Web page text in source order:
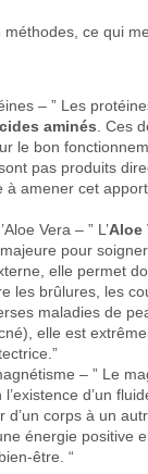
méthodes, ce qui
– ” Les
aminés . Ces
le bon
pas produits
à amener cet
Vera – ” L’Aloe
pour
elle permet
les brûlures, les
maladies de
elle est
– ” Le
d’un
d’un corps à un
énergie positive
être. “